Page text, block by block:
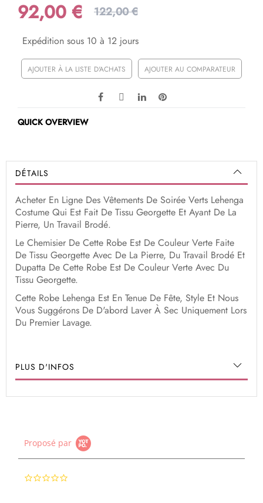
92,00 € 122,00 €
Expédition sous 10 à 12 jours
AJOUTER À LA LISTE D'ACHATS AJOUTER AU COMPARATEUR
QUICK OVERVIEW
DÉTAILS
Acheter En Ligne Des Vêtements De Soirée Verts Lehenga
Costume Qui Est Fait De Tissu Georgette Et Ayant De La
Pierre, Un Travail Brodé.
Le Chemisier De Cette Robe Est De Couleur Verte Faite
De Tissu Georgette Avec De La Pierre, Du Travail Brodé Et
Dupatta De Cette Robe Est De Couleur Verte Avec Du
Tissu Georgette.
Cette Robe Lehenga Est En Tenue De Fête, Style Et Nous
Vous Suggérons De D'abord Laver À Sec Uniquement Lors
Du Premier Lavage.
PLUS D'INFOS
Proposé par